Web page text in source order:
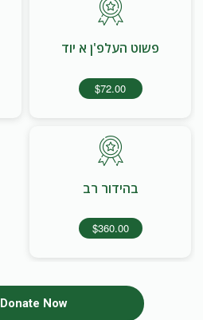
פשוט העלפ'ן א יוד
$72.00
בהידור רב
$360.00
Donate Now